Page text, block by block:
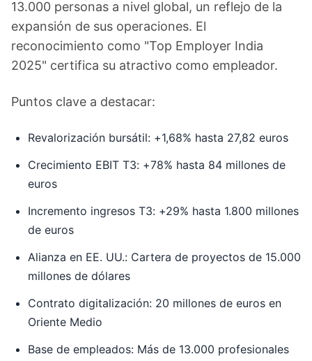
13.000 personas a nivel global, un reflejo de la
expansión de sus operaciones. El
reconocimiento como "Top Employer India
2025" certifica su atractivo como empleador.
Puntos clave a destacar:
Revalorización bursátil: +1,68% hasta 27,82 euros
Crecimiento EBIT T3: +78% hasta 84 millones de
euros
Incremento ingresos T3: +29% hasta 1.800 millones
de euros
Alianza en EE. UU.: Cartera de proyectos de 15.000
millones de dólares
Contrato digitalización: 20 millones de euros en
Oriente Medio
Base de empleados: Más de 13.000 profesionales